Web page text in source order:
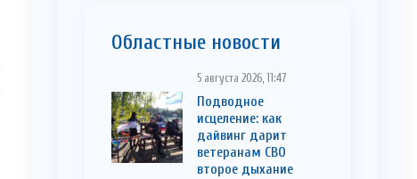
Областные новости
5 августа 2026, 11:47
Подводное
исцеление: как
дайвинг дарит
ветеранам СВО
второе дыхание